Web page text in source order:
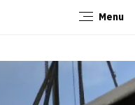
Menu
Sluiten